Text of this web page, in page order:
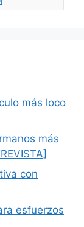
más loco
más
con
esfuerzos